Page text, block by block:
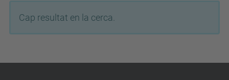
Cap resultat en la cerca.